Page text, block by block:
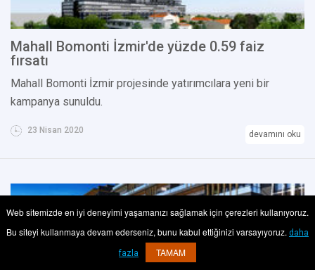
Mahall Bomonti İzmir'de yüzde 0.59 faiz
fırsatı
Mahall Bomonti İzmir projesinde yatırımcılara yeni bir
kampanya sunuldu.
23 Nisan 2020 devamını oku
Web sitemizde en iyi deneyimi yaşamanızı sağlamak için çerezleri kullanıyoruz.
Bu siteyi kullanmaya devam ederseniz, bunu kabul ettiğinizi varsayıyoruz. daha
fazla TAMAM